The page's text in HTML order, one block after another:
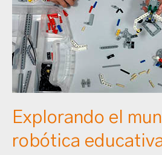
Explorando el
robótica
mundo
de
la
robótica
educativa
con
LEGO
EV3
MINDSTORMS